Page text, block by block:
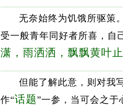
无奈始终为饥饿所驱策
受一般青年同好者所喜，自
潇，雨洒洒，飘飘黄叶止
但能了解此意，则对我
作“话题”一参，当可会之于